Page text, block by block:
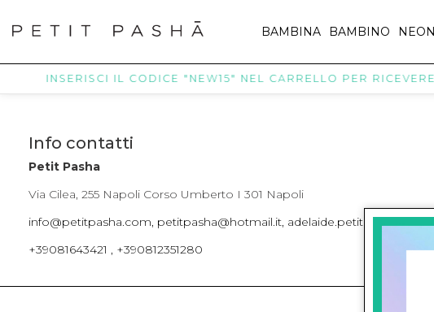
BAMBINA BAMBINO
INSERISCI IL CODICE "NEW15" NEL CARRELLO PER
Info contatti
Petit Pasha
Via Cilea, 255 Napoli Corso Umberto I 301 Napoli
info@petitpasha.com, petitpasha@hotmail.it,
+39081643421 , +390812351280